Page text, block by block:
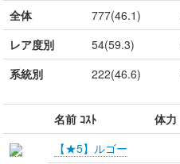
全体
777(46.1)
レア度別
54(59.3)
系統別
222(46.6)
名前 ｺｽﾄ 体力
【★5】ルゴー